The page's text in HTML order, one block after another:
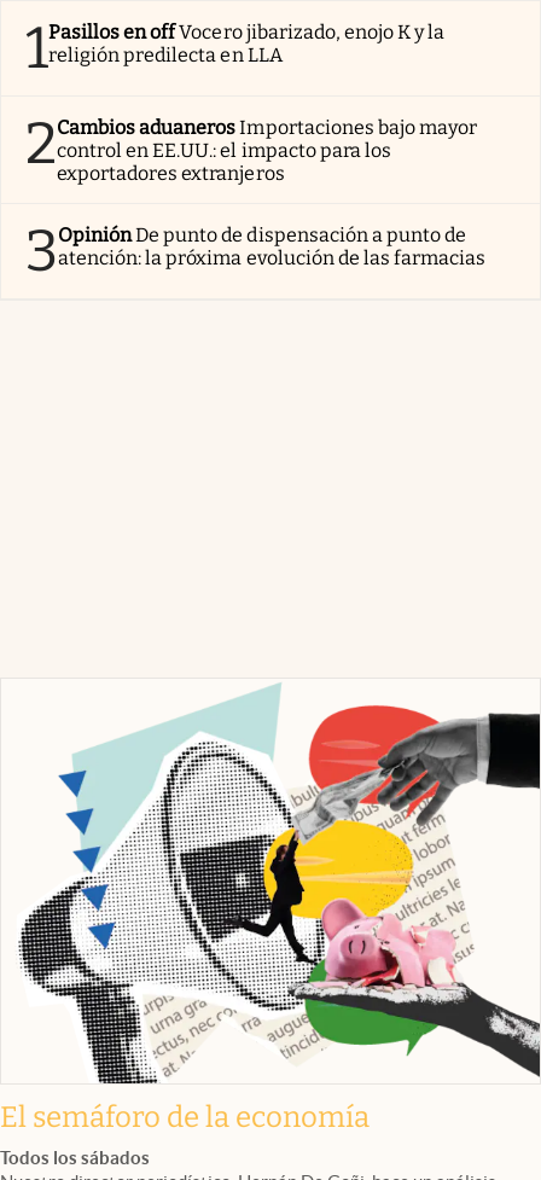
1Pasillos en offVocero jibarizado, enojo K y la
religión predilecta en LLA
2Cambios aduanerosImportaciones bajo mayor
control en EE.UU.: el impacto para los
exportadores extranjeros
3OpiniónDe punto de dispensación a punto de
atención: la próxima evolución de las farmacias
El semáforo de la economía
Todos los sábados